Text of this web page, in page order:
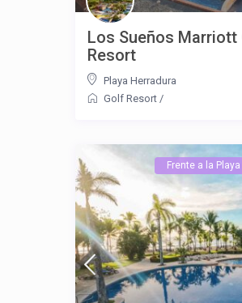
Los Sueños Marriott
Resort
Playa Herradura
Golf Resort/
Frente a la Playa